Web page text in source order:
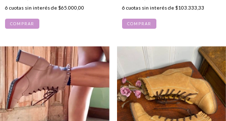
6 cuotas sin interés de $65.000,00
COMPRAR
6 cuotas sin interés de $103.333,33
COMPRAR